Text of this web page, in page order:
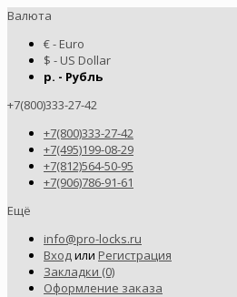
Валюта
€ - Euro
$ - US Dollar
р. - Рубль
+7(800)333-27-42
+7(800)333-27-42
+7(495)199-08-29
+7(812)564-50-95
+7(906)786-91-61
Ещё
info@pro-locks.ru
Входили Регистрация
Закладки (0)
Оформление заказа